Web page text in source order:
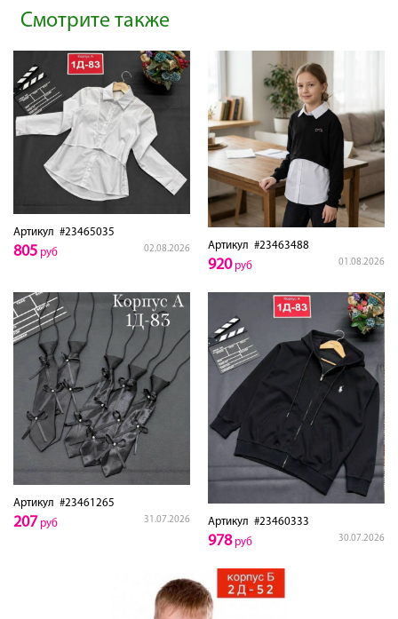
Смотрите также
Артикул #23465035
02.08.2026
805 руб
Артикул #23463488
01.08.2026
920руб
Артикул #23461265
31.07.2026
207 руб Артикул #23460333
30.07.2026
978руб